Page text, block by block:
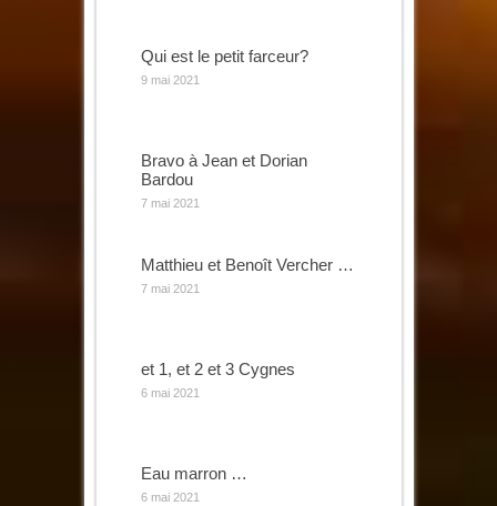
Qui est le petit farceur?
9 mai 2021
Bravo à Jean et Dorian
Bardou
7 mai 2021
Matthieu et Benoît Vercher …
7 mai 2021
et 1, et 2 et 3 Cygnes
6 mai 2021
Eau marron …
6 mai 2021